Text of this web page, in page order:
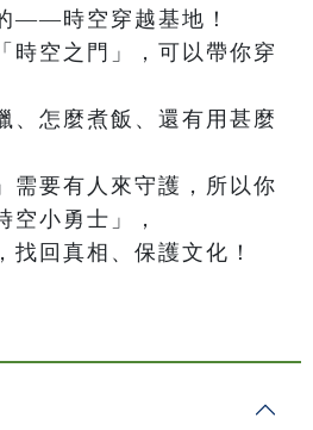
——時空穿越基地！
時空之門」，可以帶你穿
、怎麼煮飯、還有用甚麼
需要有人來守護，所以你
空小勇士」，
找回真相、保護文化！